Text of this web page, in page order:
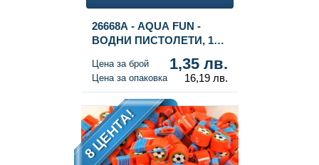
26668A - AQUA FUN -
ВОДНИ ПИСТОЛЕТИ, 16
ЗАКАЧАЛКА (12 бр.)
Цена за брой 1,35 лв.
Цена за опаковка 16,19 лв.
8 ЦЕНТА!